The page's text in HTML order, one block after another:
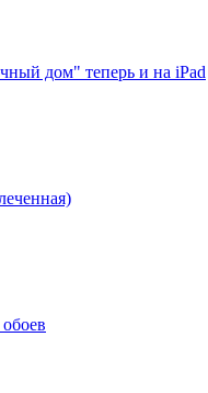
дом" теперь и на iPad